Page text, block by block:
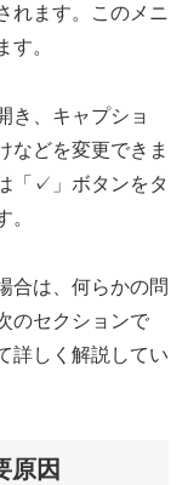
れます。このメニ
す。
き、キャプショ
などを変更できま
「✓」ボタンをタ
。
合は、何らかの問
のセクションで
詳しく解説してい
原因